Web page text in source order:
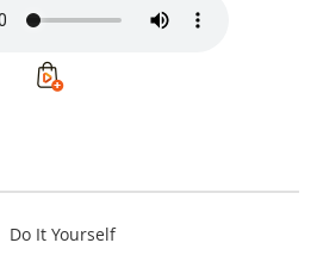
Do It Yourself